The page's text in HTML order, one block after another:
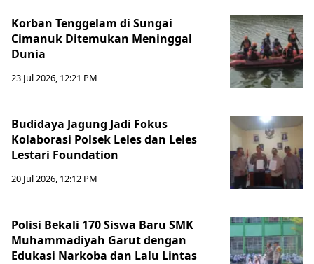
Korban Tenggelam di Sungai
Cimanuk Ditemukan Meninggal
Dunia
23 Jul 2026, 12:21 PM
Budidaya Jagung Jadi Fokus
Kolaborasi Polsek Leles dan Leles
Lestari Foundation
20 Jul 2026, 12:12 PM
Polisi Bekali 170 Siswa Baru SMK
Muhammadiyah Garut dengan
Edukasi Narkoba dan Lalu Lintas